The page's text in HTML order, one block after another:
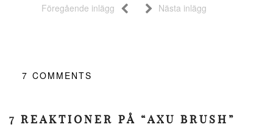
Föregående inlägg Nästa inlägg
7 COMMENTS
7 REAKTIONER PÅ “AXU BRUSH”